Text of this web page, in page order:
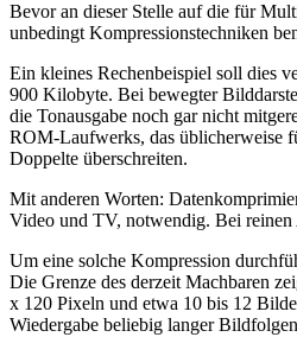
Bevor an dieser Stelle auf die für
unbedingt Kompressionstechniken
Ein kleines Rechenbeispiel soll dies
900 Kilobyte. Bei bewegter
die Tonausgabe noch gar nicht
ROM-Laufwerks, das üblicherweise
Doppelte überschreiten.
Mit anderen Worten:
Video und TV, notwendig. Bei reinen
Um eine solche Kompression
Die Grenze des derzeit Machbaren
x 120 Pixeln und etwa 10 bis 12
Wiedergabe beliebig langer